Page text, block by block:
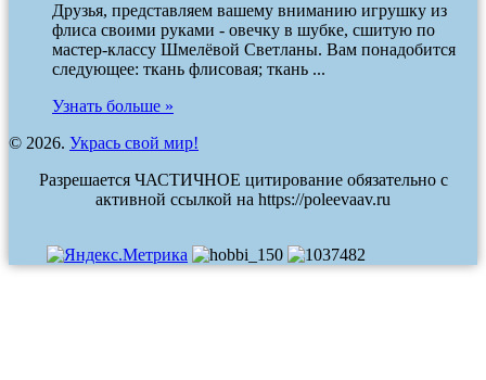
Друзья, представляем вашему вниманию игрушку из
флиса своими руками - овечку в шубке, сшитую по
мастер-классу Шмелёвой Светланы. Вам понадобится
следующее: ткань флисовая; ткань ...
Узнать больше »
© 2026. Укрась свой мир!
Разрешается ЧАСТИЧНОЕ цитирование обязательно с
активной ссылкой на https://poleevaav.ru